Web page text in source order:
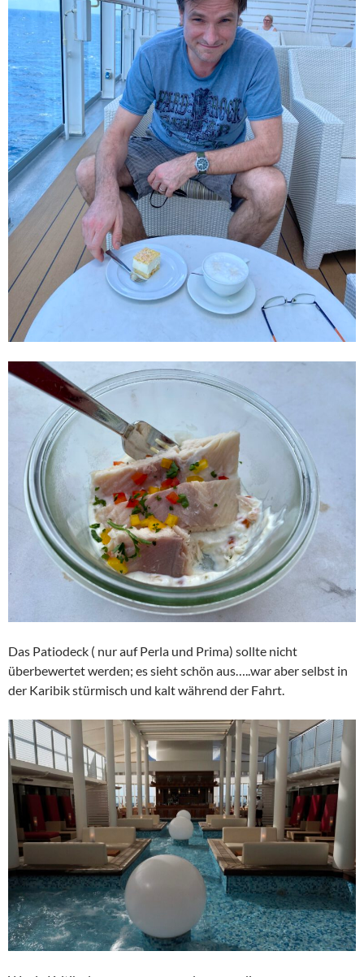
Das Patiodeck ( nur auf Perla und Prima) sollte nicht
überbewertet werden; es sieht schön aus…..war aber selbst in
der Karibik stürmisch und kalt während der Fahrt.